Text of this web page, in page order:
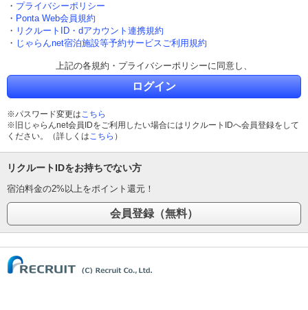
・ プライバシーポリシー
・ Ponta Web会員規約
・ リクルートID・dアカウント連携規約
・ じゃらんnet宿泊施設等予約サービスご利用規約
上記の各規約・プライバシーポリシーに同意し、
ログイン
※パスワード変更はこちら
※旧じゃらんnet会員IDをご利用したい場合にはリクルートIDへ会員登録をして
ください。（詳しくはこちら ）
リクルートIDをお持ちでない方
宿泊料金の2%以上をポイント還元！